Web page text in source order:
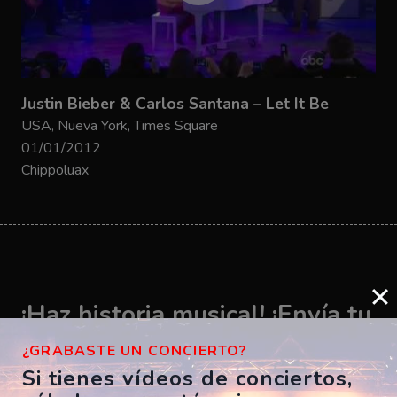
Justin Bieber & Carlos Santana – Let It Be
USA, Nueva York, Times Square
01/01/2012
Chippoluax
¡Haz historia musical! ¡Envía tu
vídeo ahora!
¿GRABASTE UN CONCIERTO?
Si tienes vídeos de conciertos,